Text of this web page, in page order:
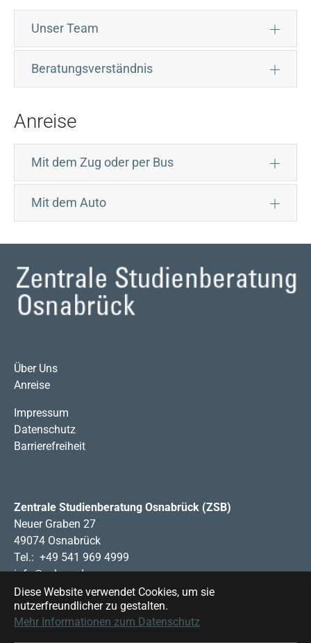
Diese Website verwendet Cookies, um sie
nutzerfreundlicher zu gestalten.
Mehr Informationen zum Datenschutz
Unser Team
Beratungsverständnis
Anreise
Mit dem Zug oder per Bus
Mit dem Auto
Über Uns
Anreise
Impressum
Datenschutz
Barrierefreiheit
Zentrale Studienberatung Osnabrück (ZSB)
Neuer Graben 27
49074 Osnabrück
Tel.: +49 541 969 4999
info@zsb-os.de
www.zsb-os.de
Die Zentrale Studienberatung Osnabrück (ZSB) ist eine